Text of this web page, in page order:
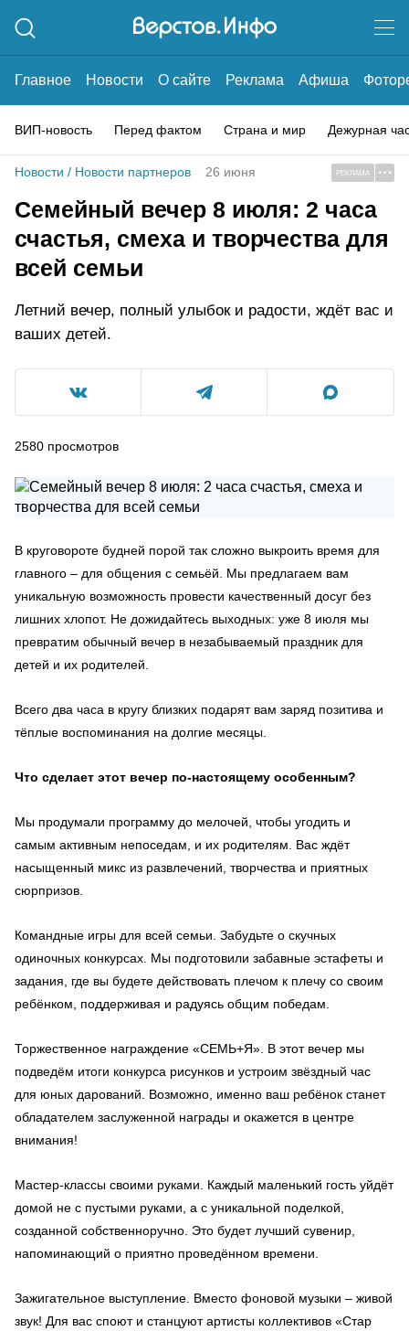
Главное Новости О сайте Реклама Афиша
ВИП-новость Перед фактом Страна и мир Дежурная
Новости / Новости партнеров 26 июня РЕКЛАМА
Семейный вечер 8 июля: 2 часа
счастья, смеха и творчества для
всей семьи
Летний вечер, полный улыбок и радости, ждёт вас и
ваших детей.
2580 просмотров
В круговороте будней порой так сложно выкроить время для
главного – для общения с семьёй. Мы предлагаем вам
уникальную возможность провести качественный досуг без
лишних хлопот. Не дожидайтесь выходных: уже 8 июля мы
превратим обычный вечер в незабываемый праздник для
детей и их родителей.
Всего два часа в кругу близких подарят вам заряд позитива и
тёплые воспоминания на долгие месяцы.
Что сделает этот вечер по-настоящему особенным?
Мы продумали программу до мелочей, чтобы угодить и
самым активным непоседам, и их родителям. Вас ждёт
насыщенный микс из развлечений, творчества и приятных
сюрпризов.
Командные игры для всей семьи. Забудьте о скучных
одиночных конкурсах. Мы подготовили забавные эстафеты и
задания, где вы будете действовать плечом к плечу со своим
ребёнком, поддерживая и радуясь общим победам.
Торжественное награждение «СЕМЬ+Я». В этот вечер мы
подведём итоги конкурса рисунков и устроим звёздный час
для юных дарований. Возможно, именно ваш ребёнок станет
обладателем заслуженной награды и окажется в центре
внимания!
Мастер-классы своими руками. Каждый маленький гость уйдёт
домой не с пустыми руками, а с уникальной поделкой,
созданной собственноручно. Это будет лучший сувенир,
напоминающий о приятно проведённом времени.
Зажигательное выступление. Вместо фоновой музыки – живой
звук! Для вас споют и станцуют артисты коллективов «Стар